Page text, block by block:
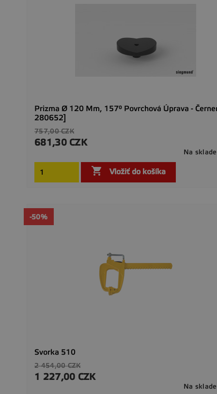
Prizma Ø 120 Mm, 157° Povrchová Úprava -
280652]
Základná
cena
757,00 CZK
Cena
681,30 CZK
Na sklade
 Vložiť do košíka
Svorka 510
Základná
cena
2 454,00 CZK
-50%
Cena
1 227,00 CZK
Na sklade